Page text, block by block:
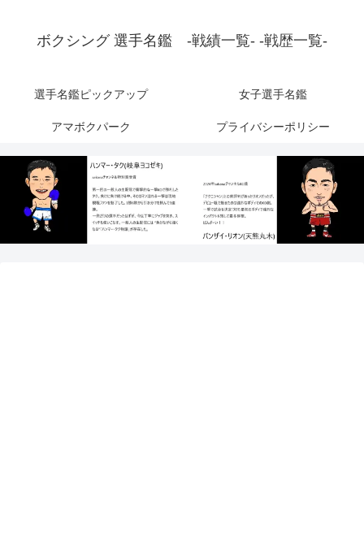
ボクシング 選手名鑑 -戦績一覧- -戦歴一覧-
選手名鑑ピックアップ 女子選手名鑑
アマボクパーク プライバシーポリシー